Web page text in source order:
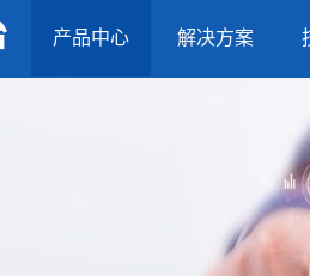
产品中心 解决方案